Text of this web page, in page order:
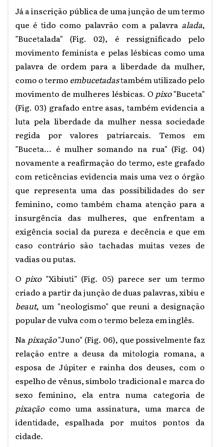
Já a inscrição pública de uma junção de um termo
que é tido como palavrão com a palavra alada,
"Bucetalada" (Fig. 02), é ressignificado pelo
movimento feminista e pelas lésbicas como uma
palavra de ordem para a liberdade da mulher,
como o termo embucetadastambém utilizado pelo
movimento de mulheres lésbicas. O pixo"Buceta"
(Fig. 03) grafado entre asas, também evidencia a
luta pela liberdade da mulher nessa sociedade
regida por valores patriarcais. Temos em
"Buceta... é mulher somando na rua" (Fig. 04)
novamente a reafirmação do termo, este grafado
com reticências evidencia mais uma vez o órgão
que representa uma das possibilidades do ser
feminino, como também chama atenção para a
insurgência das mulheres, que enfrentam a
exigência social da pureza e decência e que em
caso contrário são tachadas muitas vezes de
vadias ou putas.
O pixo"Xibiuti" (Fig. 05) parece ser um termo
criado a partir da junção de duas palavras, xibiu e
beaut, um "neologismo" que reuni a designação
popular de vulva com o termo beleza em inglês.
Na pixação"Juno" (Fig. 06), que possivelmente faz
relação entre a deusa da mitologia romana, a
esposa de Júpiter e rainha dos deuses, com o
espelho de vênus, símbolo tradicional e marca do
sexo feminino, ela entra numa categoria de
pixaçãocomo uma assinatura, uma marca de
identidade, espalhada por muitos pontos da
cidade.